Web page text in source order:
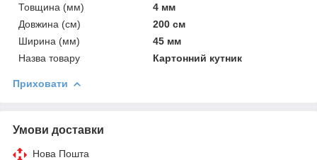
Товщина (мм)
4 мм
Довжина (см)
200 см
Ширина (мм)
45 мм
Назва товару
Картонний кутник
Приховати
Умови доставки
Нова Пошта